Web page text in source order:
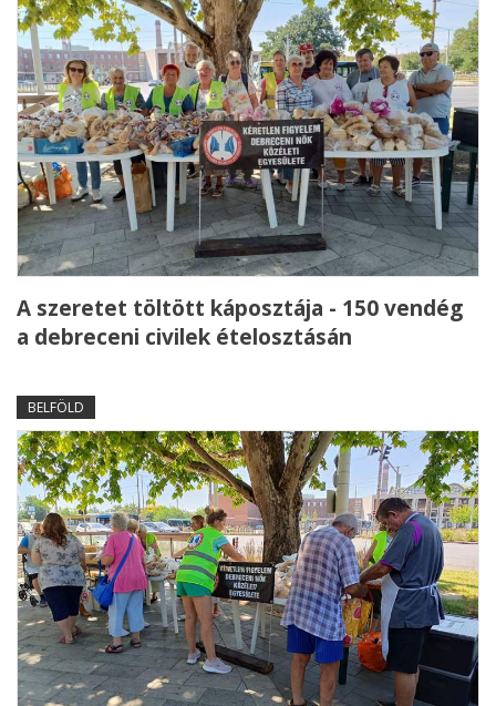
A szeretet töltött káposztája - 150 vendég
a debreceni civilek ételosztásán
BELFÖLD